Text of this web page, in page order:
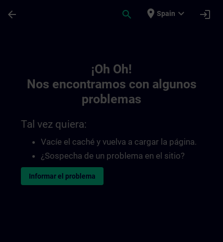
arrow_back search place Spain expand_more login
¡Oh Oh!
Nos encontramos con algunos
problemas
Tal vez quiera:
Vacíe el caché y vuelva a cargar la página.
¿Sospecha de un problema en el sitio?
Informar el problema